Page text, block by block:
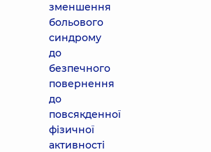
зменшення
больового
синдрому
до
безпечного
повернення
до
повсякденної
фізичної
активності